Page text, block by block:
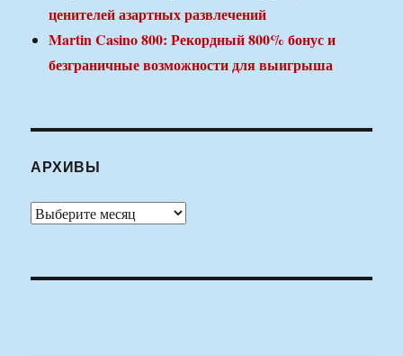
ценителей азартных развлечений
Martin Casino 800: Рекордный 800% бонус и
безграничные возможности для выигрыша
АРХИВЫ
Архивы